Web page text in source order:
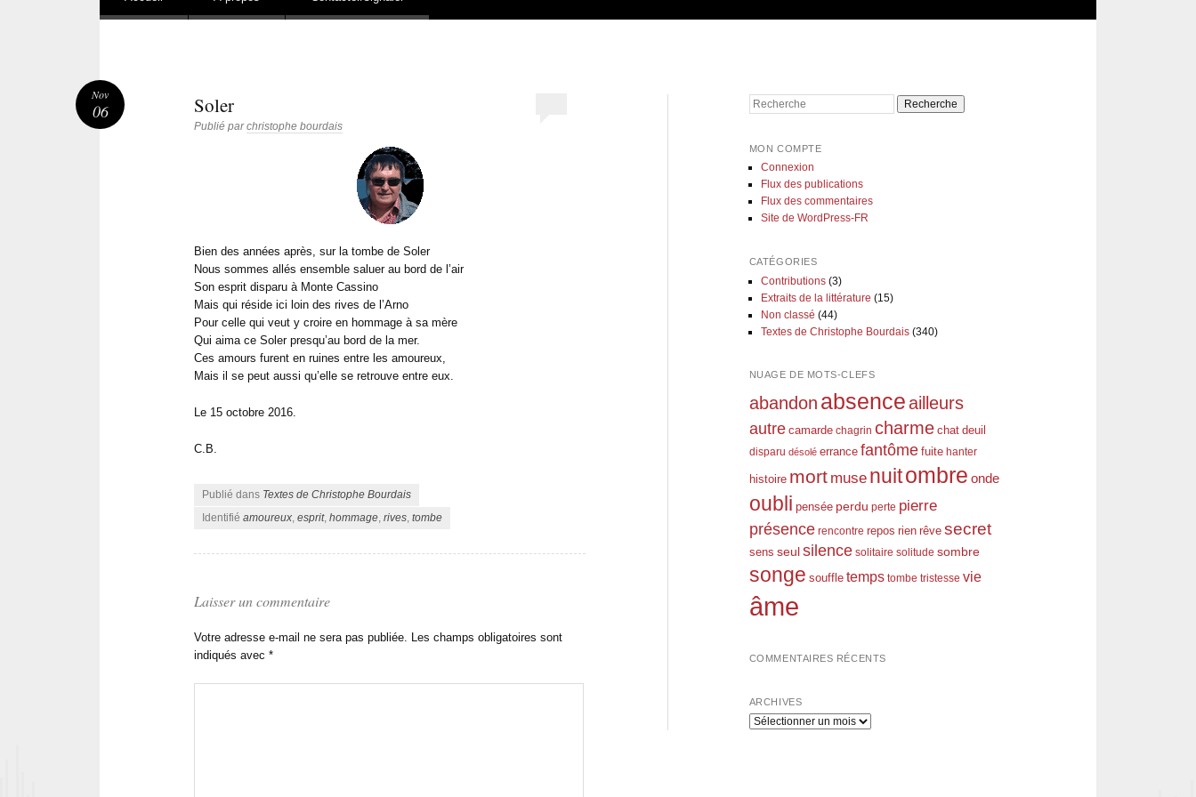
Soler
Publié parchristophe bourdais
Bien des années après, sur la tombe de Soler
Nous sommes allés ensemble saluer au bord de l’air
Son esprit disparu à Monte Cassino
Mais qui réside ici loin des rives de l’Arno
Pour celle qui veut y croire en hommage à sa mère
Qui aima ce Soler presqu’au bord de la mer.
Ces amours furent en ruines entre les amoureux,
Mais il se peut aussi qu’elle se retrouve entre eux.
Le 15 octobre 2016.
C.B.
Publié dans Textes de Christophe Bourdais
Identifié amoureux, esprit, hommage, rives, tombe
Nov
06
Laisser un commentaire
Votre adresse e-mail ne sera pas publiée. Les champs obligatoires sont
indiqués avec *
Recherche
MON COMPTE
Connexion
Flux des publications
Flux des commentaires
Site de WordPress-FR
CATÉGORIES
Contributions(3)
Extraits de la littérature (15)
Non classé (44)
Textes de Christophe Bourdais(340)
NUAGE DE MOTS-CLEFS
abandon absenceailleurs
autre camarde chagrin charme chat deuil
disparu désolé errance fantôme fuite hanter
histoire mort muse nuitombre onde
oubli pensée perdu perte pierre
présence rencontre repos rien rêve secret
sens seul silence solitaire solitude sombre
songe souffle temps tombe tristesse vie
âme
COMMENTAIRES RÉCENTS
ARCHIVES
Archives